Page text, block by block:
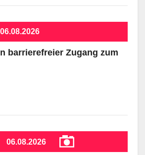
06.08.2026
barrierefreier Zugang zum
06.08.2026